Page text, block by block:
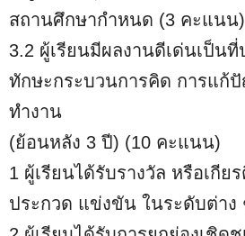
สถานศึกษากำหนด (3 คะแนน)
3.2 ผู้เรียนมีผลงานดีเด่นเป็น
ทักษะกระบวนการคิด การแก้
ทำงาน
(ย้อนหลัง 3 ปี) (10 คะแนน)
1 ผู้เรียนได้รับรางวัล หรือเกีย
ประกวด แข่งขัน ในระดับต่าง